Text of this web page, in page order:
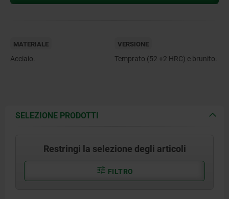
MATERIALE
Acciaio.
VERSIONE
Temprato (52 +2 HRC) e brunito.
SELEZIONE PRODOTTI
Restringi la selezione degli articoli
FILTRO